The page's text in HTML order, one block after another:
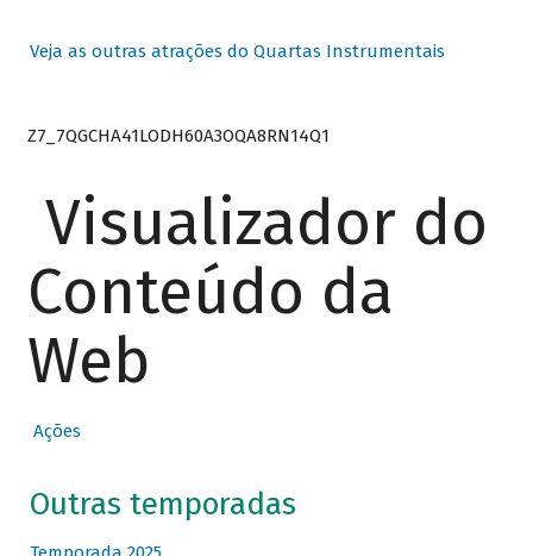
Veja as outras atrações do Quartas Instrumentais
Z7_7QGCHA41LODH60A3OQA8RN14Q1
Visualizador do
Conteúdo da
Web
Ações
Outras temporadas